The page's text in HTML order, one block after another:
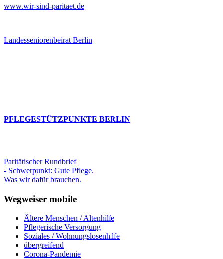
www.wir-sind-paritaet.de
Landesseniorenbeirat Berlin
PFLEGESTÜTZPUNKTE BERLIN
Paritätischer Rundbrief
- Schwerpunkt: Gute Pflege.
Was wir dafür brauchen.
Wegweiser mobile
Ältere Menschen / Altenhilfe
Pflegerische Versorgung
Soziales / Wohnungslosenhilfe
übergreifend
Corona-Pandemie